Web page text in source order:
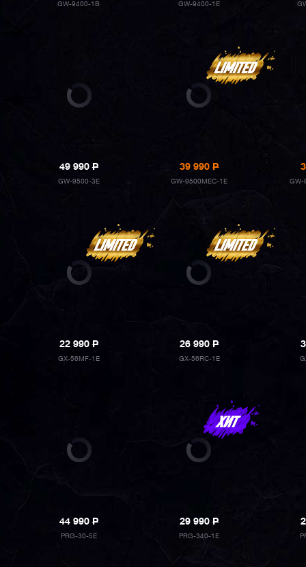
GW-9400-1B GW-9400-1E
49 990P
GW-9500-3E
39 990P
GW-9500MEC-1E GW-
22 990P
GX-56MF-1E
26 990P
GX-56RC-1E
44 990P
PRG-30-5E
29 990P
PRG-340-1E